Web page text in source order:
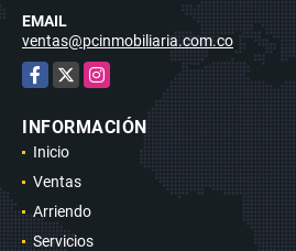
EMAIL
ventas@pcinmobiliaria.com.co
Facebook
X Instagram
INFORMACIÓN
Inicio
Ventas
Arriendo
Servicios